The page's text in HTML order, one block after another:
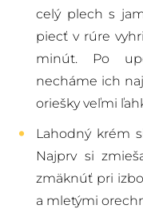
celý plech s
piecť v rúre
minút. Po
necháme ich
oriešky veľmi
Lahodný krém
Najprv si
zmäknúť pri
a mletými